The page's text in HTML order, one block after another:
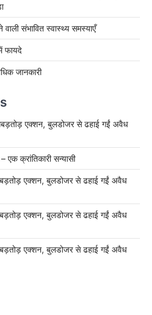
संभावित स्वास्थ्य समस्याएँ
फायदे
जानकारी
एक्शन, बुलडोजर से ढहाई गईं अवैध
एक क्रांतिकारी सन्यासी
एक्शन, बुलडोजर से ढहाई गईं अवैध
एक्शन, बुलडोजर से ढहाई गईं अवैध
एक्शन, बुलडोजर से ढहाई गईं अवैध